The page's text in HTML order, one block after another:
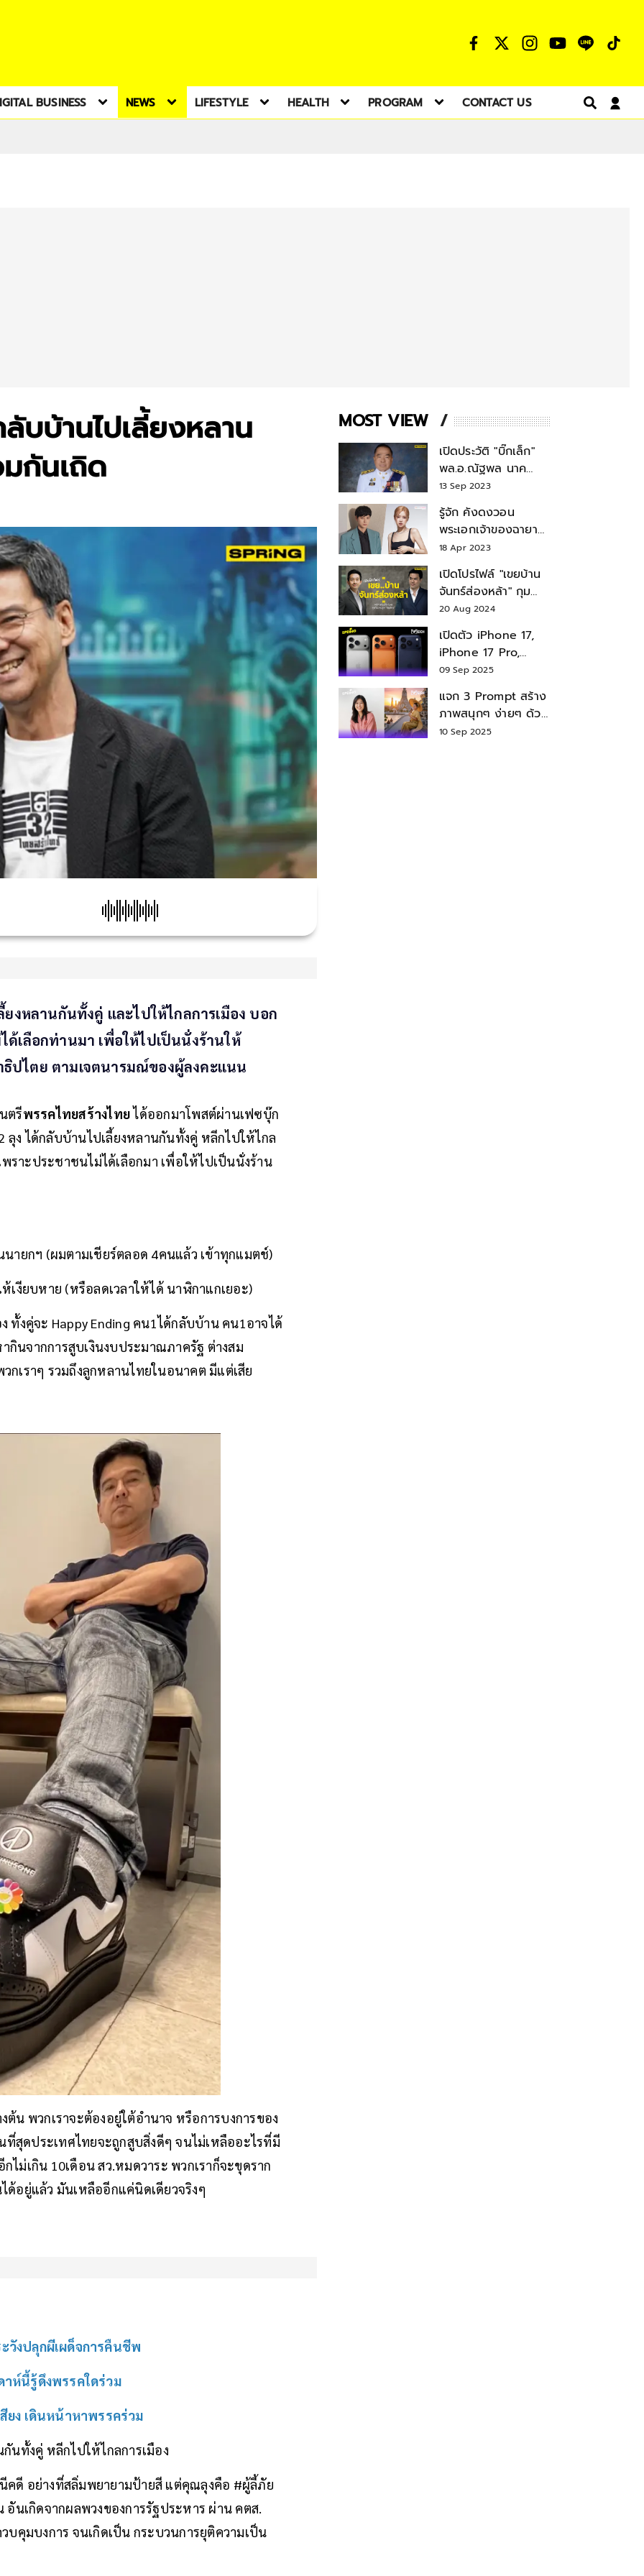
BUSINESS NEWS LIFESTYLE HEALTH PROGRAM CONTACT US
บบ้านไปเลี้ยงหลาน
กันเถิด
งหลานกันทั้งคู่ และไปให้ไกลการเมือง บอก
เลือกท่านมา เพื่อให้ไปเป็นนั่งร้านให้
ปไตย ตามเจตนารมณ์ของผู้ลงคะแนน
ตรีพรรคไทยสร้างไทยได้ออกมาโพสต์ผ่านเฟซบุ๊ก
ลุง ได้กลับบ้านไปเลี้ยงหลานกันทั้งคู่ หลีกไปให้ไกล
ราะประชาชนไม่ได้เลือกมา เพื่อให้ไปเป็นนั่งร้าน
ายกฯ (ผมตามเชียร์ตลอด 4คนแล้ว เข้าทุกแมตช์)
เงียบหาย (หรือลดเวลาให้ได้ นาฬิกาแกเยอะ)
งคู่จะ Happy Ending คน1ได้กลับบ้าน คน1อาจได้
กินจากการสูบเงินงบประมาณภาครัฐ ต่างสม
เราๆ รวมถึงลูกหลานไทยในอนาคต มีแต่เสีย
น พวกเราจะต้องอยู่ใต้อำนาจ หรือการบงการของ
สุดประเทศไทยจะถูกสูบสิ่งดีๆ จนไม่เหลืออะไรที่มี
ม่เกิน 10เดือน สว.หมดวาระ พวกเราก็จะขุดราก
อยู่แล้ว มันเหลืออีกแค่นิดเดียวจริงๆ
วังปลุกผีเผด็จการคืนชีพ
าห์นี้รู้ดึงพรรคใดร่วม
ยง เดินหน้าหาพรรคร่วม
นทั้งคู่ หลีกไปให้ไกลการเมือง
คดี อย่างที่สลิ่มพยายามป้ายสี แต่คุณลุงคือ #ผู้ลี้ภัย
นเกิดจากผลพวงของการรัฐประหาร ผ่าน คตส.
บคุมบงการ จนเกิดเป็น กระบวนการยุติความเป็น
MOST VIEW
เปิดประวัติ "บิ๊กเล็ก"
พล.อ.ณัฐพล นาค
พาณิชย์ จากเลขาฯ
สมช.-เลขาฯ
รมว.กลาโหม
13 Sep 2023
รู้จัก คังดงวอน
พระเอกเจ้าของฉายา
สมบัติแห่งชาติ หลังมี
18 Apr 2023
เปิดโปรไฟล์ "เขยบ้าน
จันทร์ส่องหล้า" กุม
บังเหียนธุรกิจตระกูล
"ชินวัตร"
20 Aug 2024
เปิดตัว iPhone 17,
iPhone 17 Pro,
iPhone 17 Air สเปค
09 Sep 2025
แจก 3 Prompt สร้าง
ภาพสนุกๆ ง่ายๆ ด้วย
Nano Banana ใน
10 Sep 2025